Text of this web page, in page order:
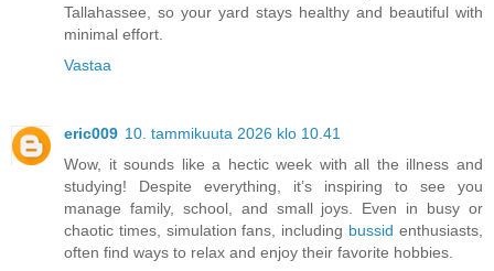
Tallahassee, so your yard stays healthy and beautiful with
minimal effort.
Vastaa
eric009 10. tammikuuta 2026 klo 10.41
Wow, it sounds like a hectic week with all the illness and
studying! Despite everything, it’s inspiring to see you
manage family, school, and small joys. Even in busy or
chaotic times, simulation fans, including bussid enthusiasts,
often find ways to relax and enjoy their favorite hobbies.